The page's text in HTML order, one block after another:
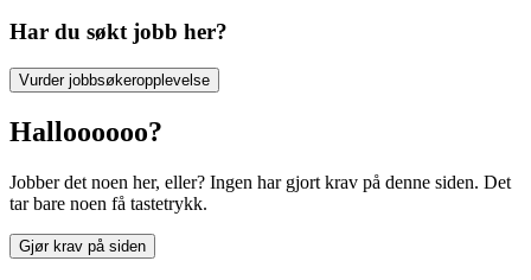
Har du søkt jobb her?
Vurder jobbsøkeropplevelse
Halloooooo?
Jobber det noen her, eller? Ingen har gjort krav på denne siden. Det
tar bare noen få tastetrykk.
Gjør krav på siden